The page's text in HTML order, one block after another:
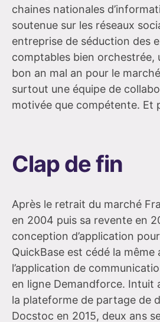
chaines nationales
soutenue sur les réseaux
entreprise de séduction des
comptables bien orchestrée,
bon an mal an pour le
surtout une équipe de
motivée que compétente. Et
Clap de fin
Après le retrait du marché
en 2004 puis sa revente en
conception d’application
QuickBase est cédé la même
l’application de
en ligne Demandforce. Intuit
la plateforme de partage de
Docstoc en 2015, deux ans